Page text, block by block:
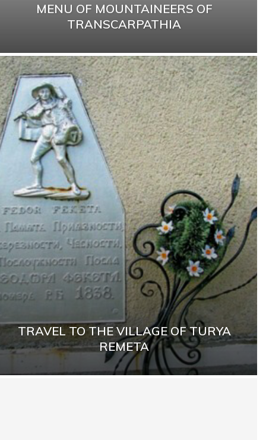
MENU OF MOUNTAINEERS OF
TRANSCARPATHIA
TRAVEL TO THE VILLAGE OF TURYA
REMETA